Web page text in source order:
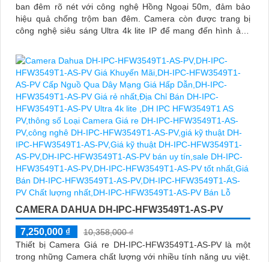
ban đêm rõ nét với công nghệ Hồng Ngoại 50m, đảm bảo
hiệu quả chống trộm ban đêm. Camera còn được trang bị
công nghệ siêu sáng Ultra 4k lite IP để mang đến hình ảnh
CAMERA DAHUA DH-IPC-HFW3549T1-AS-PV
7,250,000 ₫
10,358,000 ₫
Thiết bị Camera Giá re DH-IPC-HFW3549T1-AS-PV là một
trong những Camera chất lượng với nhiều tính năng ưu việt.